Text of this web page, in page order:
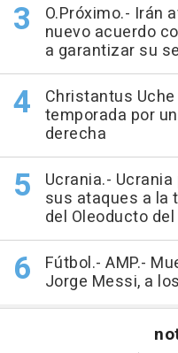
O.Próximo.- Irán
nuevo acuerdo
a garantizar su
Christantus
temporada por
derecha
Ucrania.-
sus ataques a la
del Oleoducto
Fútbol.- AMP.-
Jorge Messi, a